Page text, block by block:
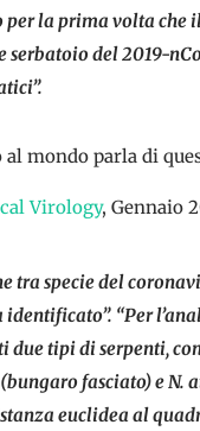
per la prima volta che
serbatoio del 2019-
al mondo parla di
Virology, Gennaio
tra specie del
identificato”. “Per
due tipi di serpenti,
fasciato) e N.
euclidea al